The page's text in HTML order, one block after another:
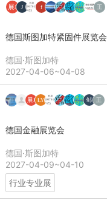
德国斯图加特紧固件展览会
德国·斯图加特
2027-04-06~04-08
德国金融展览会
德国·斯图加特
2027-04-09~04-10
行业专业展